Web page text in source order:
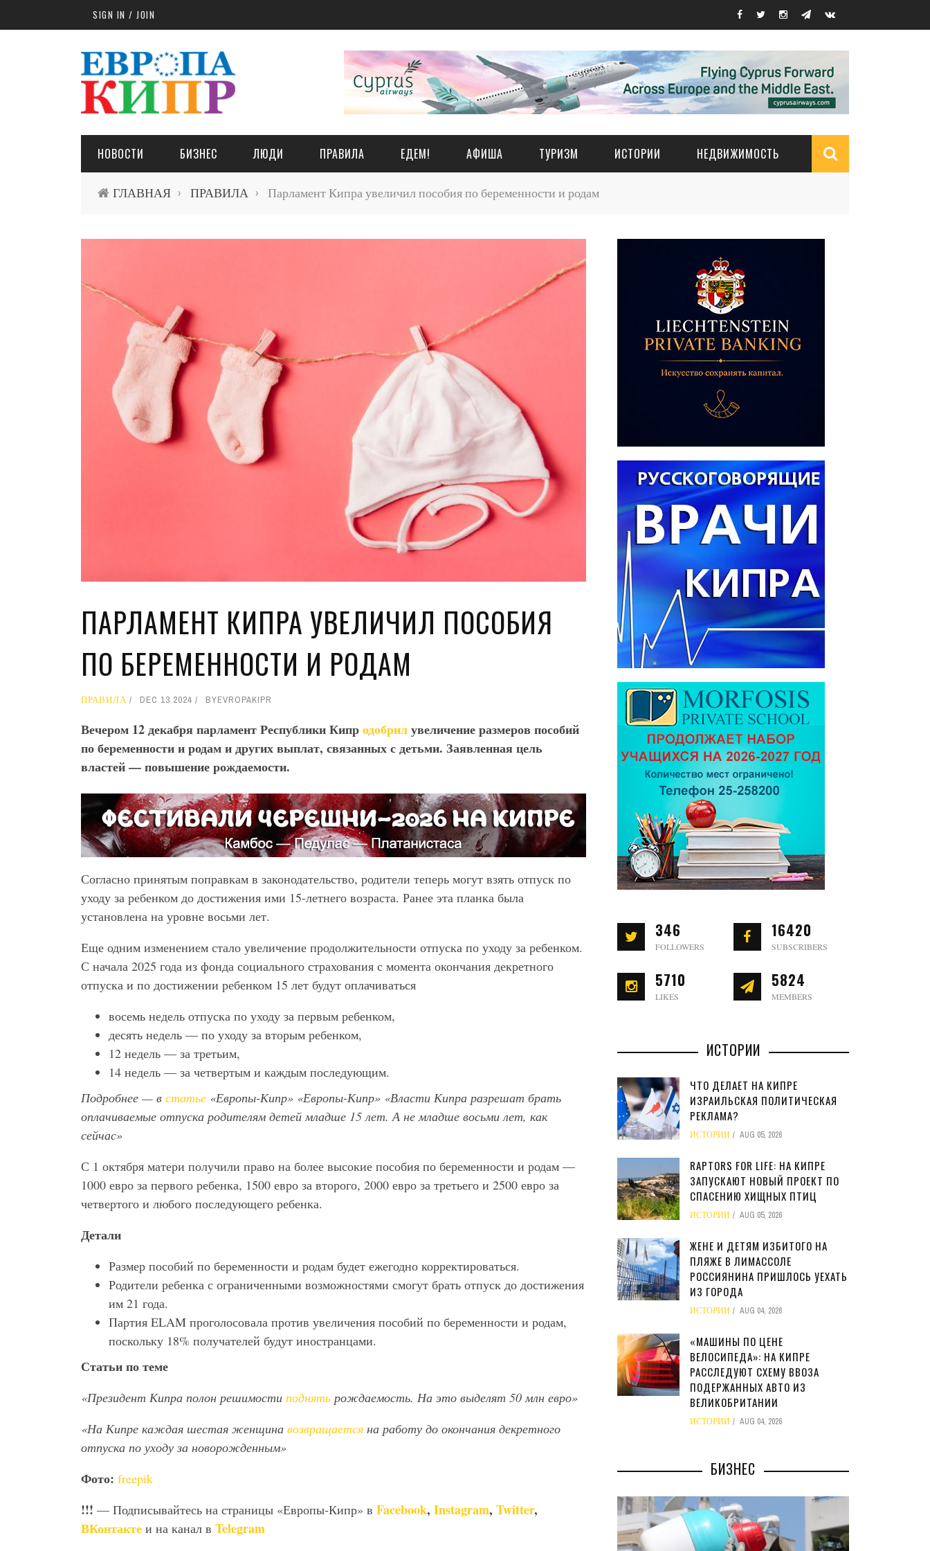
Skip to main contentSIGN IN / JOIN
НОВОСТИ БИЗНЕС ЛЮДИ ПРАВИЛА ЕДЕМ! АФИША ТУРИЗМ ИСТОРИИ НЕДВИЖИМОСТЬ
ГЛАВНАЯ › ПРАВИЛА › Парламент Кипра увеличил пособия по беременности и родам
ПАРЛАМЕНТ КИПРА УВЕЛИЧИЛ ПОСОБИЯ
ПО БЕРЕМЕННОСТИ И РОДАМ
ПРАВИЛА DEC 13 2024 BYEVROPAKIPR
Вечером 12 декабря парламент Республики Кипродобрилувеличение размеров пособий
по беременности и родам и других выплат, связанных с детьми. Заявленная цель
властей — повышение рождаемости.
Согласно принятым поправкам в законодательство, родители теперь могут взять отпуск по
уходу за ребенком до достижения ими 15-летнего возраста. Ранее эта планка была
установлена на уровне восьми лет.
Еще одним изменением стало увеличение продолжительности отпуска по уходу за ребенком.
С начала 2025 года из фонда социального страхования с момента окончания декретного
отпуска и по достижении ребенком 15 лет будут оплачиваться
восемь недель отпуска по уходу за первым ребенком,
десять недель — по уходу за вторым ребенком,
12 недель — за третьим,
14 недель — за четвертым и каждым последующим.
Подробнее — в статье «Европы-Кипр» «Европы-Кипр» «Власти Кипра разрешат брать
оплачиваемые отпуска родителям детей младше 15 лет. А не младше восьми лет, как
сейчас»
С 1 октября матери получили право на более высокие пособия по беременности и родам —
1000 евро за первого ребенка, 1500 евро за второго, 2000 евро за третьего и 2500 евро за
четвертого и любого последующего ребенка.
Детали
Размер пособий по беременности и родам будет ежегодно корректироваться.
Родители ребенка с ограниченными возможностями смогут брать отпуск до достижения
им 21 года.
Партия ELAM проголосовала против увеличения пособий по беременности и родам,
поскольку 18% получателей будут иностранцами.
Статьи по теме
«Президент Кипра полон решимости поднять рождаемость. На это выделят 50 млн евро»
«На Кипре каждая шестая женщина возвращается на работу до окончания декретного
отпуска по уходу за новорожденным»
Фото: freepik
!!! — Подписывайтесь на страницы «Европы-Кипр» в Facebook, Instagram, Twitter,
ВКонтакте и на канал в Telegram
346
FOLLOWERS
16420
SUBSCRIBERS
5710
LIKES
5824
MEMBERS
ИСТОРИИ
ЧТО ДЕЛАЕТ НА КИПРЕ
ИЗРАИЛЬСКАЯ ПОЛИТИЧЕСКАЯ
РЕКЛАМА?
ИСТОРИИ AUG 05, 2026
RAPTORS FOR LIFE: НА КИПРЕ
ЗАПУСКАЮТ НОВЫЙ ПРОЕКТ ПО
СПАСЕНИЮ ХИЩНЫХ ПТИЦ
ИСТОРИИ AUG 05, 2026
ЖЕНЕ И ДЕТЯМ ИЗБИТОГО НА
ПЛЯЖЕ В ЛИМАССОЛЕ
РОССИЯНИНА ПРИШЛОСЬ УЕХАТЬ
ИЗ ГОРОДА
ИСТОРИИ AUG 04, 2026
«МАШИНЫ ПО ЦЕНЕ
ВЕЛОСИПЕДА»: НА КИПРЕ
РАССЛЕДУЮТ СХЕМУ ВВОЗА
ПОДЕРЖАННЫХ АВТО ИЗ
ВЕЛИКОБРИТАНИИ
ИСТОРИИ AUG 04, 2026
БИЗНЕС